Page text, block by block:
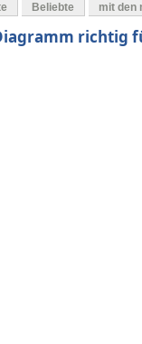
Beliebte mit den
richtig